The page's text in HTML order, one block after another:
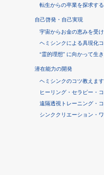
転生からの卒業を探求す
自己啓発・自己実現
宇宙からお金の恵みを受
ヘミシンクによる具現化
“霊的理想” に向かって生
潜在能力の開発
ヘミシンクのコツ教えま
ヒーリング・セラピー・
遠隔透視トレーニング・
シンククリエーション・